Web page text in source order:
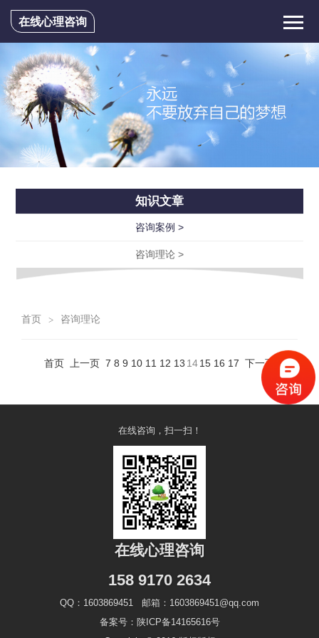
在线心理咨询
知识文章
咨询案例 >
咨询理论 >
首页 > 咨询理论
首页 上一页 7 8 9 10 11 12 13 1415 16 17 下一页
在线咨询，扫一扫！
在线心理咨询
158 9170 2634
QQ：1603869451 邮箱：1603869451@qq.com
备案号：陕ICP备14165616号